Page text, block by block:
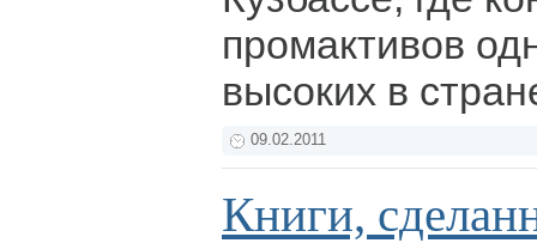
промактивов
высоких в
09.02.2011
Книги,